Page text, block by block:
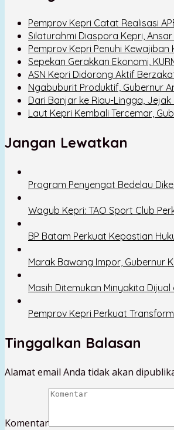
Pemprov Kepri Catat Realisasi
Silaturahmi Diaspora Kepri,
Pemprov Kepri Penuhi
Sepekan Gerakkan Ekonomi,
ASN Kepri Didorong Aktif
Ngabuburit Produktif, Gubernur
Dari Banjar ke Riau-Lingga,
Laut Kepri Kembali Tercemar,
Jangan Lewatkan
Program Penyengat Bedelau
Wagub Kepri: TAO Sport Club
BP Batam Perkuat Kepastian
Marak Bawang Impor, Gubernur
Masih Ditemukan Minyakita
Pemprov Kepri Perkuat
Tinggalkan Balasan
Alamat email Anda tidak akan
Komentar